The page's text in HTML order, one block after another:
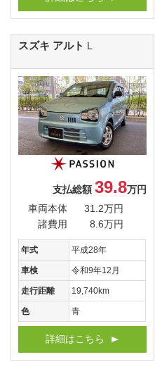
スズキ アルト
支払総額 39.8万円
車両本体
31.2万円
諸費用
8.6万円
年式 平成28年
車検 令和9年12月
走行距離 19,740km
色 青
詳細はこちら